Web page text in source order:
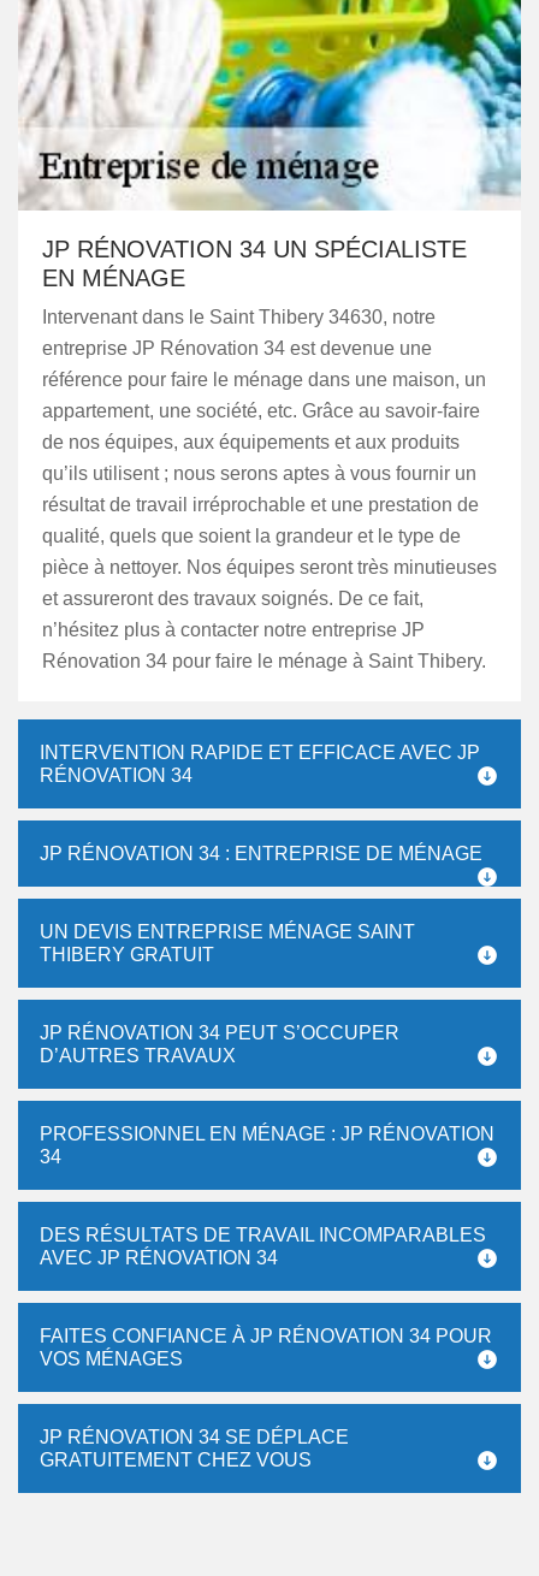
JP RÉNOVATION 34 UN SPÉCIALISTE
EN MÉNAGE
Intervenant dans le Saint Thibery 34630, notre
entreprise JP Rénovation 34 est devenue une
référence pour faire le ménage dans une maison, un
appartement, une société, etc. Grâce au savoir-faire
de nos équipes, aux équipements et aux produits
qu’ils utilisent ; nous serons aptes à vous fournir un
résultat de travail irréprochable et une prestation de
qualité, quels que soient la grandeur et le type de
pièce à nettoyer. Nos équipes seront très minutieuses
et assureront des travaux soignés. De ce fait,
n’hésitez plus à contacter notre entreprise JP
Rénovation 34 pour faire le ménage à Saint Thibery.
INTERVENTION RAPIDE ET EFFICACE AVEC JP
RÉNOVATION 34
JP RÉNOVATION 34 : ENTREPRISE DE MÉNAGE
UN DEVIS ENTREPRISE MÉNAGE SAINT
THIBERY GRATUIT
JP RÉNOVATION 34 PEUT S’OCCUPER
D’AUTRES TRAVAUX
PROFESSIONNEL EN MÉNAGE : JP RÉNOVATION
34
DES RÉSULTATS DE TRAVAIL INCOMPARABLES
AVEC JP RÉNOVATION 34
FAITES CONFIANCE À JP RÉNOVATION 34 POUR
VOS MÉNAGES
JP RÉNOVATION 34 SE DÉPLACE
GRATUITEMENT CHEZ VOUS